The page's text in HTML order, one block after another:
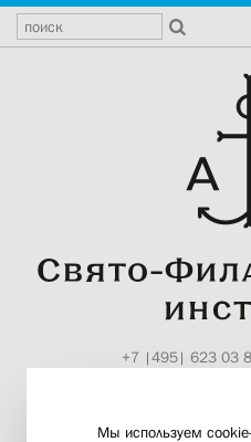
+7 |495| 623 03
Мы используем